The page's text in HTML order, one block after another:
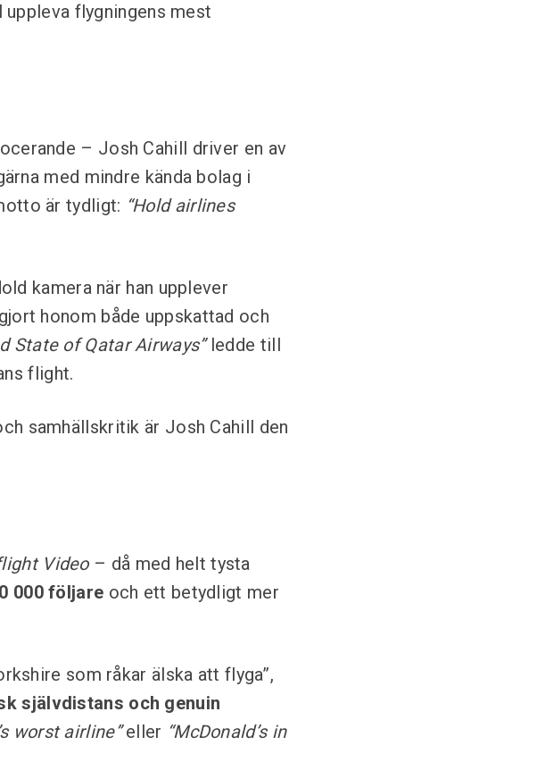
flygningens mest
– Josh Cahill driver en av
med mindre kända bolag i
är tydligt: “Hold airlines
kamera när han upplever
honom både uppskattad och
State of Qatar Airways”ledde till
flight.
samhällskritik är Josh Cahill den
Video– då med helt tysta
000 följare och ett betydligt mer
som råkar älska att flyga”,
självdistans och genuin
worst airline”eller “McDonald’s in